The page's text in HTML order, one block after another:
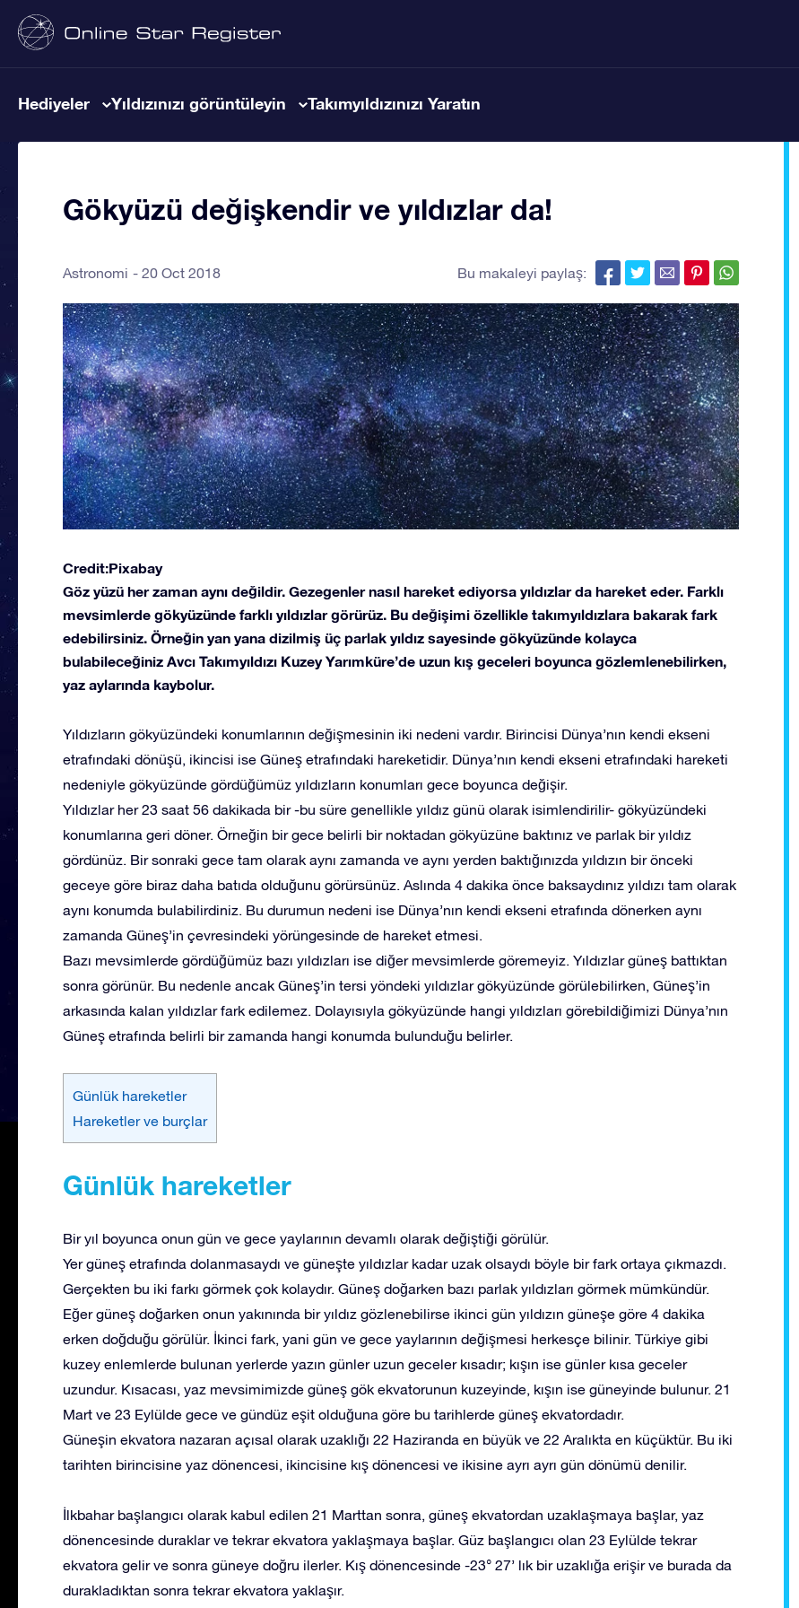
Hediyeler Yıldızınızı görüntüleyin Takımyıldızınızı Yaratın
Gökyüzü değişkendir ve yıldızlar da!
Astronomi 20 Oct 2018 Bu makaleyi paylaş:
Credit:Pixabay
Göz yüzü her zaman aynı değildir. Gezegenler nasıl hareket ediyorsa yıldızlar da hareket eder. Farklı
mevsimlerde gökyüzünde farklı yıldızlar görürüz. Bu değişimi özellikle takımyıldızlara bakarak fark
edebilirsiniz. Örneğin yan yana dizilmiş üç parlak yıldız sayesinde gökyüzünde kolayca
bulabileceğiniz Avcı Takımyıldızı Kuzey Yarımküre’de uzun kış geceleri boyunca gözlemlenebilirken,
yaz aylarında kaybolur.
Yıldızların gökyüzündeki konumlarının değişmesinin iki nedeni vardır. Birincisi Dünya’nın kendi ekseni
etrafındaki dönüşü, ikincisi ise Güneş etrafındaki hareketidir. Dünya’nın kendi ekseni etrafındaki hareketi
nedeniyle gökyüzünde gördüğümüz yıldızların konumları gece boyunca değişir.
Yıldızlar her 23 saat 56 dakikada bir -bu süre genellikle yıldız günü olarak isimlendirilir- gökyüzündeki
konumlarına geri döner. Örneğin bir gece belirli bir noktadan gökyüzüne baktınız ve parlak bir yıldız
gördünüz. Bir sonraki gece tam olarak aynı zamanda ve aynı yerden baktığınızda yıldızın bir önceki
geceye göre biraz daha batıda olduğunu görürsünüz. Aslında 4 dakika önce baksaydınız yıldızı tam olarak
aynı konumda bulabilirdiniz. Bu durumun nedeni ise Dünya’nın kendi ekseni etrafında dönerken aynı
zamanda Güneş’in çevresindeki yörüngesinde de hareket etmesi.
Bazı mevsimlerde gördüğümüz bazı yıldızları ise diğer mevsimlerde göremeyiz. Yıldızlar güneş battıktan
sonra görünür. Bu nedenle ancak Güneş’in tersi yöndeki yıldızlar gökyüzünde görülebilirken, Güneş’in
arkasında kalan yıldızlar fark edilemez. Dolayısıyla gökyüzünde hangi yıldızları görebildiğimizi Dünya’nın
Güneş etrafında belirli bir zamanda hangi konumda bulunduğu belirler.
Günlük hareketler
Hareketler ve burçlar
Günlük hareketler
Bir yıl boyunca onun gün ve gece yaylarının devamlı olarak değiştiği görülür.
Yer güneş etrafında dolanmasaydı ve güneşte yıldızlar kadar uzak olsaydı böyle bir fark ortaya çıkmazdı.
Gerçekten bu iki farkı görmek çok kolaydır. Güneş doğarken bazı parlak yıldızları görmek mümkündür.
Eğer güneş doğarken onun yakınında bir yıldız gözlenebilirse ikinci gün yıldızın güneşe göre 4 dakika
erken doğduğu görülür. İkinci fark, yani gün ve gece yaylarının değişmesi herkesçe bilinir. Türkiye gibi
kuzey enlemlerde bulunan yerlerde yazın günler uzun geceler kısadır; kışın ise günler kısa geceler
uzundur. Kısacası, yaz mevsimimizde güneş gök ekvatorunun kuzeyinde, kışın ise güneyinde bulunur. 21
Mart ve 23 Eylülde gece ve gündüz eşit olduğuna göre bu tarihlerde güneş ekvatordadır.
Güneşin ekvatora nazaran açısal olarak uzaklığı 22 Haziranda en büyük ve 22 Aralıkta en küçüktür. Bu iki
tarihten birincisine yaz dönencesi, ikincisine kış dönencesi ve ikisine ayrı ayrı gün dönümü denilir.
İlkbahar başlangıcı olarak kabul edilen 21 Marttan sonra, güneş ekvatordan uzaklaşmaya başlar, yaz
dönencesinde duraklar ve tekrar ekvatora yaklaşmaya başlar. Güz başlangıcı olan 23 Eylülde tekrar
ekvatora gelir ve sonra güneye doğru ilerler. Kış dönencesinde -23° 27’ lık bir uzaklığa erişir ve burada da
durakladıktan sonra tekrar ekvatora yaklaşır.